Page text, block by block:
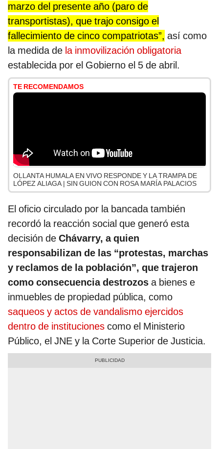
marzo del presente año (paro de
transportistas), que trajo consigo el
fallecimiento de cinco compatriotas”, así como
la medida de la inmovilización obligatoria
establecida por el Gobierno el 5 de abril.
TE RECOMENDAMOS
OLLANTA HUMALA EN VIVO RESPONDE Y LA TRAMPA DE
LÓPEZ ALIAGA | SIN GUION CON ROSA MARÍA PALACIOS
El oficio circulado por la bancada también
recordó la reacción social que generó esta
decisión de Chávarry, a quien
responsabilizan de las “protestas, marchas
y reclamos de la población”, que trajeron
como consecuencia destrozos a bienes e
inmuebles de propiedad pública, como
saqueos y actos de vandalismo ejercidos
dentro de instituciones como el Ministerio
Público, el JNE y la Corte Superior de Justicia.